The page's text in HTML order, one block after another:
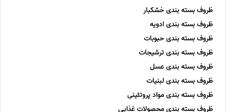
ظروف بسته بندی خشکبار
ظروف بسته بندی ادویه
ظروف بسته بندی حبوبات
ظروف بسته بندی ترشیجات
ظروف بسته بندی عسل
ظروف بسته بندی لبنیات
ظروف بسته بندی مواد پروتئینی
ظروف بسته بندی محصولات غذایی